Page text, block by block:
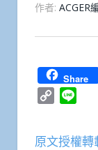
作者: ACGER
Share
Copy
原文授權轉